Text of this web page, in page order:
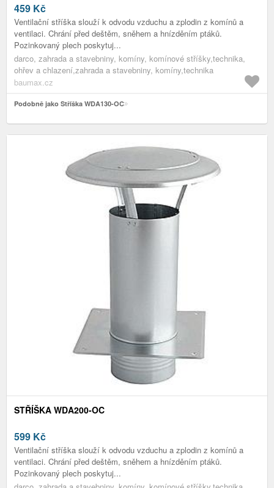
459 Kč
Ventilační stříška slouží k odvodu vzduchu a zplodin z komínů a
ventilaci. Chrání před deštěm, sněhem a hnízděním ptáků.
Pozinkovaný plech poskytuj...
darco, zahrada a stavebniny, komíny, komínové stříšky,technika,
ohřev a chlazení,zahrada a stavebniny, komíny,technika
baumax.cz
Podobně jako Stříška WDA130-OC
STŘÍŠKA WDA200-OC
599 Kč
Ventilační stříška slouží k odvodu vzduchu a zplodin z komínů a
ventilaci. Chrání před deštěm, sněhem a hnízděním ptáků.
Pozinkovaný plech poskytuj...